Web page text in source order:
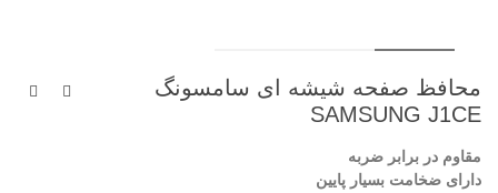
محافظ صفحه شیشه ای سامسونگ
SAMSUNG J1CE
مقاوم در برابر ضربه
دارای ضخامت بسیار پایین